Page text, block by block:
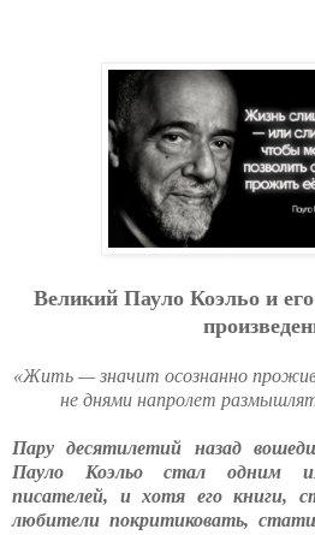
Великий Пауло Коэльо и
«Жить — значит осознанно
не днями напролет
Пару десятилетий назад
Пауло Коэльо стал одним
писателей, и хотя его книги,
любители покритиковать,